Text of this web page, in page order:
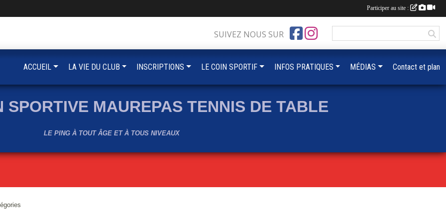
SPORTIVE MAUREPAS TENNIS DE TABLE
LE PING À TOUT ÂGE ET À TOUS NIVEAUX
SUIVEZ NOUS SUR
ACCUEIL LA VIE DU CLUB INSCRIPTIONS LE COIN SPORTIF INFOS PRATIQUES MÉDIAS Contact et plan
Participer au site :